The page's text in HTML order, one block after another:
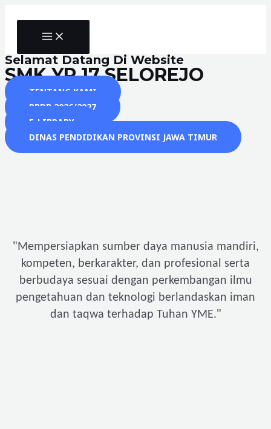
MAIN
MENU
Selamat Datang Di Website
SMK YP 17 SELOREJO
TENTANG KAMI
PPDB 2026/2027
E-LIBRARY
DINAS PENDIDIKAN PROVINSI JAWA TIMUR
"Mempersiapkan sumber daya manusia mandiri,
kompeten, berkarakter, dan profesional serta
berbudaya sesuai dengan perkembangan ilmu
pengetahuan dan teknologi berlandaskan iman
dan taqwa terhadap Tuhan YME."